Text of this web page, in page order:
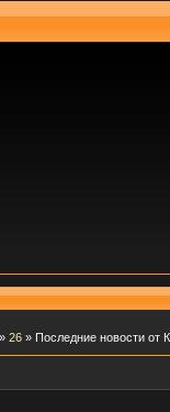
» 26 » Последние новости от